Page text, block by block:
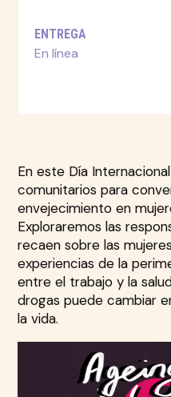
ENTREGA
En línea
En este Día
comunitarios para
envejecimiento en
Exploraremos las
recaen sobre las
experiencias de la
entre el trabajo y la
drogas puede cambiar
la vida.